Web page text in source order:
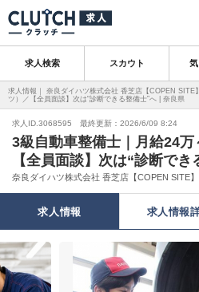
求人検索 スカウト
求人情報｜ 奈良ダイハツ株式会社 香芝店【COPEN SITE
ツ）／【全員面談】次は“診断できる整備士”へ | 奈良県
求人ID.3068595 最終更新：2026/6/09 8:24
3級自動車整備士｜月給24
【全員面談】次は“診断でき
奈良ダイハツ株式会社 香芝店【COPEN SITE】
求人情報 求人情報